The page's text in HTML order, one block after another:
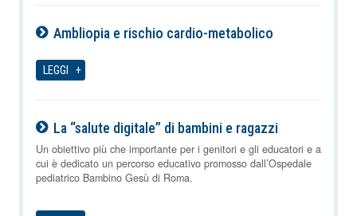
Ambliopia e rischio cardio-metabolico
LEGGI
La “salute digitale” di bambini e ragazzi
07-08-2026
Un obiettivo più che importante per i genitori e gli educatori e a
cui è dedicato un percorso educativo promosso dall’Ospedale
pediatrico Bambino Gesù di Roma.